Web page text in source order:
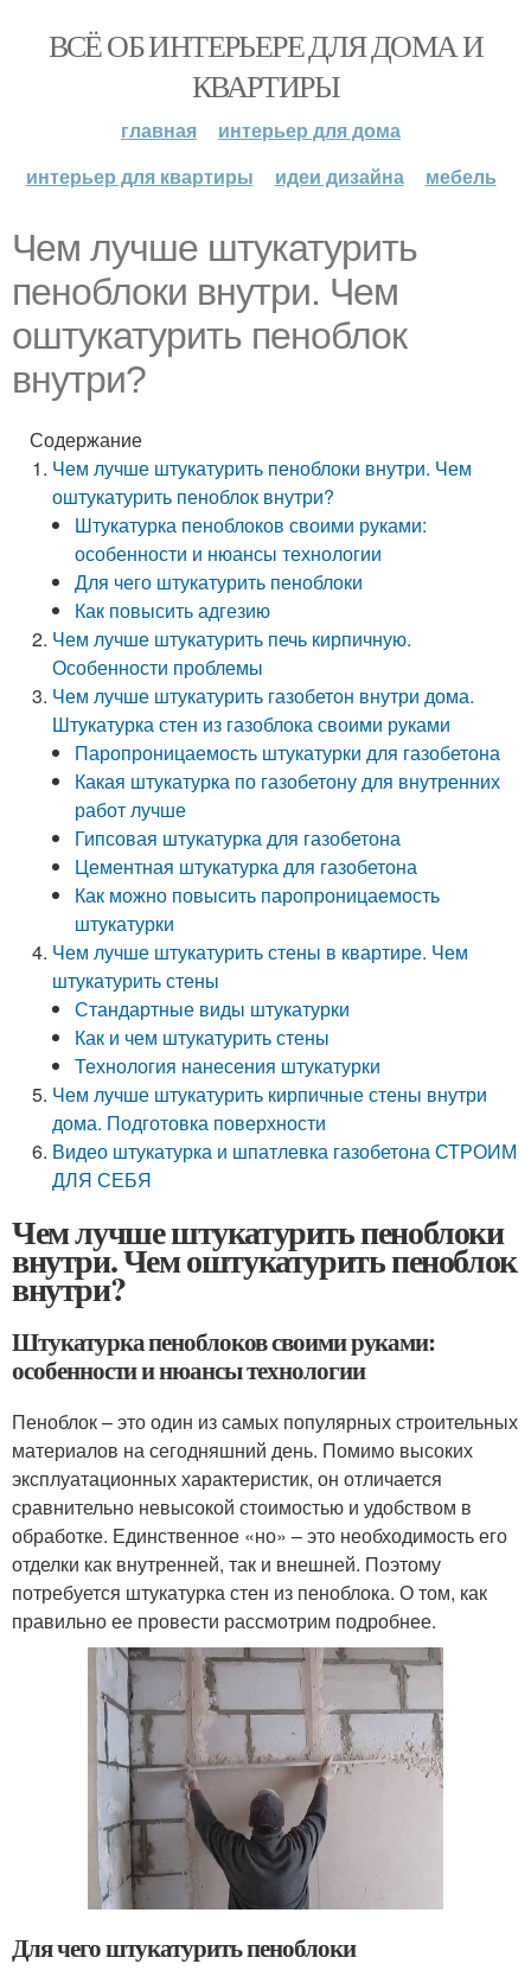
ВСЁ ОБ ИНТЕРЬЕРЕ ДЛЯ ДОМА И
КВАРТИРЫ
главная
интерьер для дома
интерьер для квартиры
идеи дизайна мебель
Чем лучше штукатурить
пеноблоки внутри. Чем
оштукатурить пеноблок
внутри?
Содержание
Чем лучше штукатурить пеноблоки внутри. Чем
оштукатурить пеноблок внутри?
Штукатурка пеноблоков своими руками:
особенности и нюансы технологии
Для чего штукатурить пеноблоки
Как повысить адгезию
Чем лучше штукатурить печь кирпичную.
Особенности проблемы
Чем лучше штукатурить газобетон внутри дома.
Штукатурка стен из газоблока своими руками
Паропроницаемость штукатурки для газобетона
Какая штукатурка по газобетону для внутренних
работ лучше
Гипсовая штукатурка для газобетона
Цементная штукатурка для газобетона
Как можно повысить паропроницаемость
штукатурки
Чем лучше штукатурить стены в квартире. Чем
штукатурить стены
Стандартные виды штукатурки
Как и чем штукатурить стены
Технология нанесения штукатурки
Чем лучше штукатурить кирпичные стены внутри
дома. Подготовка поверхности
Видео штукатурка и шпатлевка газобетона СТРОИМ
ДЛЯ СЕБЯ
Чем лучше штукатурить пеноблоки
внутри. Чем оштукатурить пеноблок
внутри?
Штукатурка пеноблоков своими руками:
особенности и нюансы технологии
Пеноблок – это один из самых популярных строительных
материалов на сегодняшний день. Помимо высоких
эксплуатационных характеристик, он отличается
сравнительно невысокой стоимостью и удобством в
обработке. Единственное «но» – это необходимость его
отделки как внутренней, так и внешней. Поэтому
потребуется штукатурка стен из пеноблока. О том, как
правильно ее провести рассмотрим подробнее.
Для чего штукатурить пеноблоки